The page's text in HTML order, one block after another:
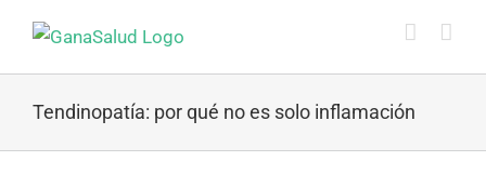
content
Tendinopatía: por qué no es solo inflamación